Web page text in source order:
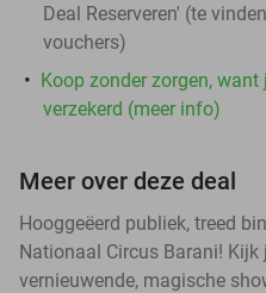
Deal Reserveren' (te
vouchers)
Koop zonder zorgen,
verzekerd (meer info)
Meer over deze deal
Hooggeëerd publiek, treed
Nationaal Circus Barani! Kijk
vernieuwende, magische